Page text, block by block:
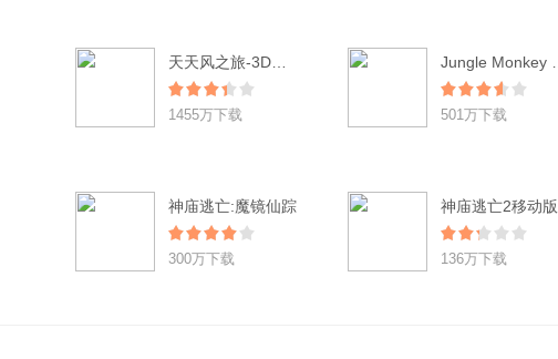
1455万下载 501万下载
神庙逃亡:魔镜仙踪
300万下载
神庙逃亡2移动版
136万下载